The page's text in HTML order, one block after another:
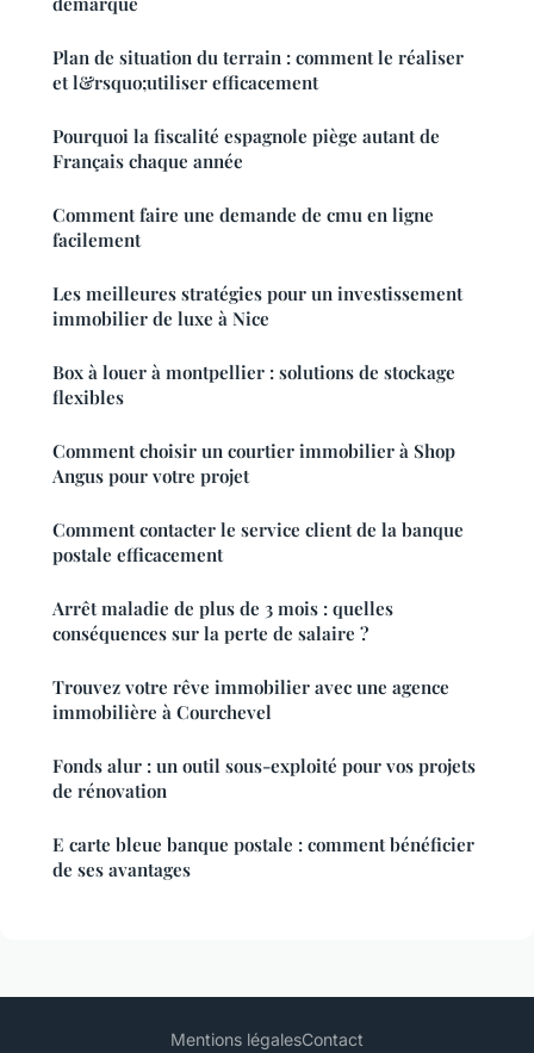
Plan de situation du terrain : comment le réaliser
et l&rsquo;utiliser efficacement
Pourquoi la fiscalité espagnole piège autant de
Français chaque année
Comment faire une demande de cmu en ligne
facilement
Les meilleures stratégies pour un investissement
immobilier de luxe à Nice
Box à louer à montpellier : solutions de stockage
flexibles
Comment choisir un courtier immobilier à Shop
Angus pour votre projet
Comment contacter le service client de la banque
postale efficacement
Arrêt maladie de plus de 3 mois : quelles
conséquences sur la perte de salaire ?
Trouvez votre rêve immobilier avec une agence
immobilière à Courchevel
Fonds alur : un outil sous-exploité pour vos projets
de rénovation
E carte bleue banque postale : comment bénéficier
de ses avantages
Mentions légalesContact